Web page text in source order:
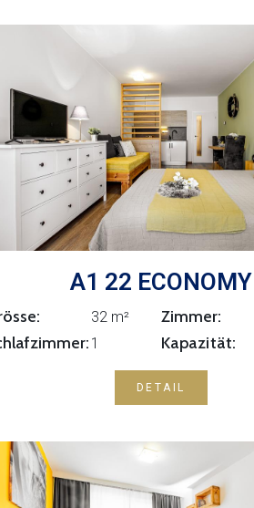
A1 22 ECONOMY
32 m² Zimmer:
1 Kapazität:
DETAIL